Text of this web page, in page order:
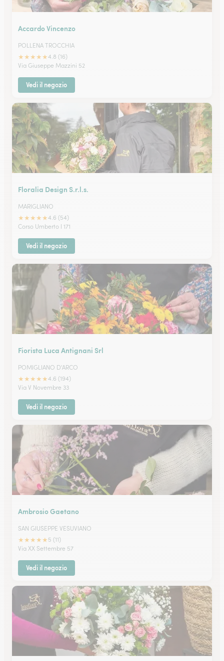
Accardo Vincenzo
POLLENA TROCCHIA
★★★★★4.8 (16)
Via Giuseppe Mazzini 52
Vedi il negozio
Floralia Design S.r.l.s.
MARIGLIANO
★★★★★4.6 (54)
Corso Umberto I 171
Vedi il negozio
Fiorista Luca Antignani Srl
POMIGLIANO D'ARCO
★★★★★4.6 (194)
Via V Novembre 33
Vedi il negozio
Ambrosio Gaetano
SAN GIUSEPPE VESUVIANO
★★★★★ 5 (11)
Via XX Settembre 57
Vedi il negozio